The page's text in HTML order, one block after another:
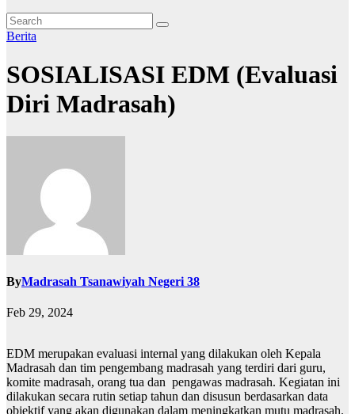
Berita
SOSIALISASI EDM (Evaluasi
Diri Madrasah)
ByMadrasah Tsanawiyah Negeri 38
Feb 29, 2024
EDM merupakan evaluasi internal yang dilakukan oleh Kepala
Madrasah dan tim pengembang madrasah yang terdiri dari guru,
komite madrasah, orang tua dan pengawas madrasah. Kegiatan ini
dilakukan secara rutin setiap tahun dan disusun berdasarkan data
objektif yang akan digunakan dalam meningkatkan mutu madrasah.